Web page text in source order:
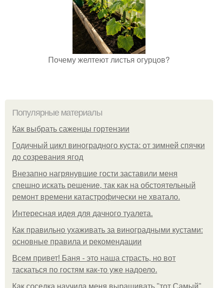
Почему желтеют листья огурцов?
Популярные материалы
Как выбрать саженцы гортензии
Годичный цикл виноградного куста: от зимней спячки
до созревания ягод
Внезапно нагрянувшие гости заставили меня
спешно искать решение, так как на обстоятельный
ремонт времени катастрофически не хватало.
Интересная идея для дачного туалета.
Как правильно ухаживать за виноградными кустами:
основные правила и рекомендации
Всем привет! Баня - это наша страсть, но вот
таскаться по гостям как-то уже надоело.